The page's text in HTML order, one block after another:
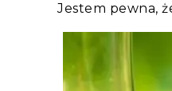
Jestem pewna,